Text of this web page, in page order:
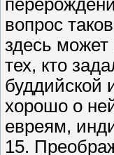
вопрос
здесь может
тех, кто
буддийской
хорошо о
евреям,
15.